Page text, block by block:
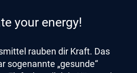
your energy!
rauben dir Kraft. Das
sogenannte „gesunde“